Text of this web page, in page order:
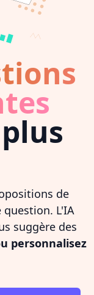
de
L'IA
suggère des
personnalisez